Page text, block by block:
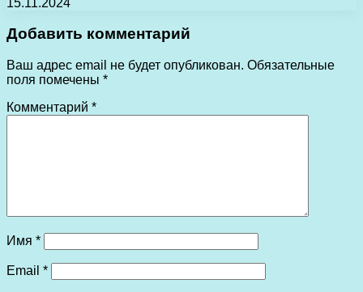
Добавить комментарий
Ваш адрес email не будет опубликован. Обязательные
поля помечены *
Комментарий *
Имя *
Email *